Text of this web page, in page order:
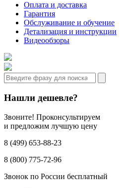
Оплата и доставка
Гарантия
Обслуживание и обучение
Детализация и инструкции
Видеообзоры
Нашли дешевле?
Звоните! Проконсультируем
и предложим лучшую цену
8 (499) 653-88-23
8 (800) 775-72-96
Звонок по России бесплатный